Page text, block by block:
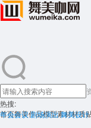
热搜:
年会会议 剧场演出 舞美设计
首页舞美作品模型素材材质